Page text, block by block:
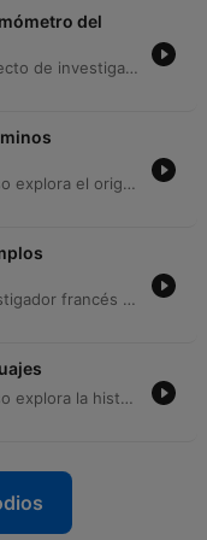
del
Este episodio explora un misterioso proyecto de investigación llevado a cabo por Sony Corporation a finales de la década de los 90. El relato detalla el desarrollo de un complejo dispositivo computarizado diseñado para leer pulsos, biorritmos y ondas electromagnéticas cerebrales con el fin de revelar rasgos de personalidad, preferencias sexuales e incluso predecir eventos futuros como la fecha de la muerte. La narrativa profundiza en las ambiciones científicas del proyecto liderado por Yoichiro Seko, quien buscaba traducir fenómenos extrasensoriales y esencias astrales en grafismos tridimensionales. El programa plantea interrogantes sobre el silencio que rodeó este avance tecnológico tras su supuesta culminación en 1995 y las posibles razones detrás de su desaparición del ojo público.
Este episodio de Nuestro Insólito Universo explora el origen etimológico de diversas expresiones populares venezolanas. A través de un recorrido histórico, se analizan frases como «y yo soy el hijo de la panadera», vinculada a la época colonial, y términos como «colita», «macundales», «corotos» y «échale pichón". El programa detalla cómo eventos de la independencia, la exploración petrolera en el Zulia y la influencia de figuras históricas han moldeado el lenguaje cotidiano.
Este episodio explora las teorías del investigador francés Robert Charrou, quien propone que los templos, mezquitas y monumentos antiguos como las pirámides o Stonehenge funcionan como estaciones receptoras y emisoras de ondas cósmicas. A través de la perspectiva de autores como Guy Tarad y el análisis crítico de André Buñer, se analiza la idea de que las civilizaciones ancestrales construían estas estructuras para sintonizar con fuerzas inescrutables del universo. El programa plantea la posibilidad de una conexión entre la fe humana y la armonía cósmica mediante frecuencias de meditación y plegarias, cuestionando la naturaleza fenomenológica de estos sitios sagrados como radiofaros espirituales.
Este episodio de Nuestro Insólito Universo explora la historia y las motivaciones detrás del arte del tatuaje, comenzando con el impactante caso de un brasileño que intentó vender su cabeza tatuada por millones de dólares. El relato recorre desde las prácticas ancestrales en imperios egipcios, incas y mayas, hasta la presencia de tatuajes en figuras históricas como el rey Jorge V y escritores como Edgar Allan Poe. La narrativa reflexiona sobre la evolución social del tatuaje, pasando de ser un símbolo de rebeldía radical en los años 60 a una práctica que hoy enfrentan antiguos contestatarios mediante procesos de eliminación con láser. El programa analiza si el tatuaje es una necesidad simbólica o una manifestación de necedad, mientras describe la técnica técnica y el doloroso proceso de borrado de pigmentos.